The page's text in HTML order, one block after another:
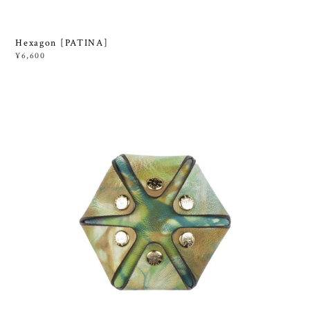
Hexagon [PATINA]
¥6,600